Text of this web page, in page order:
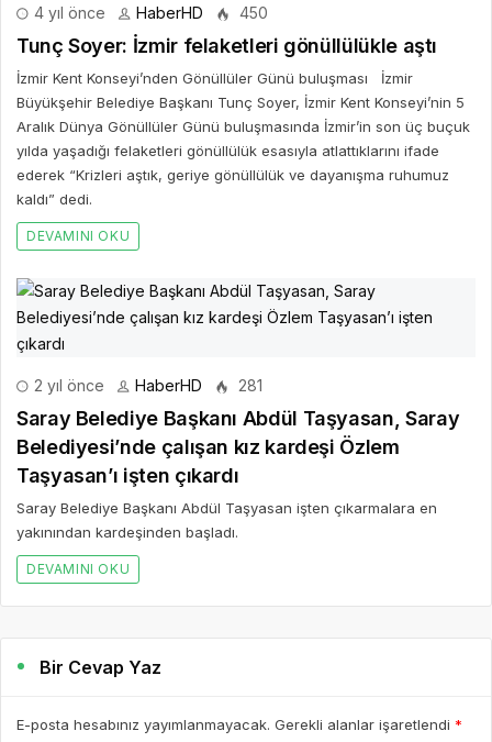
4 yıl önce HaberHD 450
Tunç Soyer: İzmir felaketleri gönüllülükle aştı
İzmir Kent Konseyi’nden Gönüllüler Günü buluşması İzmir
Büyükşehir Belediye Başkanı Tunç Soyer, İzmir Kent Konseyi’nin 5
Aralık Dünya Gönüllüler Günü buluşmasında İzmir’in son üç buçuk
yılda yaşadığı felaketleri gönüllülük esasıyla atlattıklarını ifade
ederek “Krizleri aştık, geriye gönüllülük ve dayanışma ruhumuz
kaldı” dedi.
DEVAMINI OKU
2 yıl önce HaberHD 281
Saray Belediye Başkanı Abdül Taşyasan, Saray
Belediyesi’nde çalışan kız kardeşi Özlem
Taşyasan’ı işten çıkardı
Saray Belediye Başkanı Abdül Taşyasan işten çıkarmalara en
yakınından kardeşinden başladı.
DEVAMINI OKU
Bir Cevap Yaz
E-posta hesabınız yayımlanmayacak. Gerekli alanlar işaretlendi *